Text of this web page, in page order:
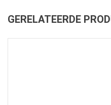
GERELATEERDE